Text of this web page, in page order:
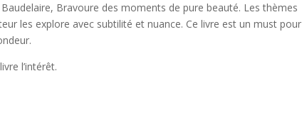
Bravoure des moments de pure beauté. Les thèmes
les explore avec subtilité et nuance. Ce livre est un must pour
l’intérêt.